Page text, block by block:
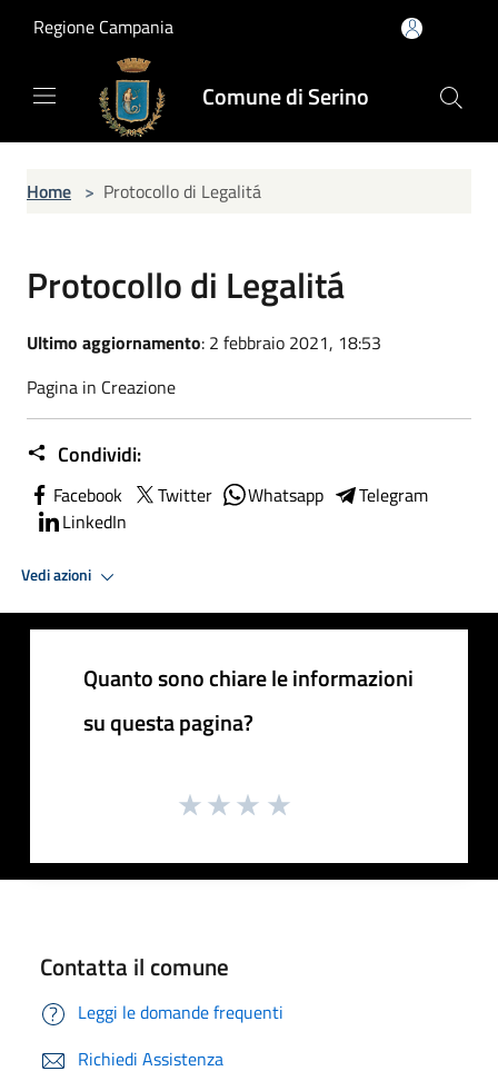
Regione Campania
Comune di Serino
Home > Protocollo di Legalitá
Protocollo di Legalitá
Ultimo aggiornamento: 2 febbraio 2021, 18:53
Pagina in Creazione
Condividi:
Facebook Twitter Whatsapp
Telegram
LinkedIn
Vedi azioni
Quanto sono chiare le informazioni
su questa pagina?
Contatta il comune
Leggi le domande frequenti
Richiedi Assistenza